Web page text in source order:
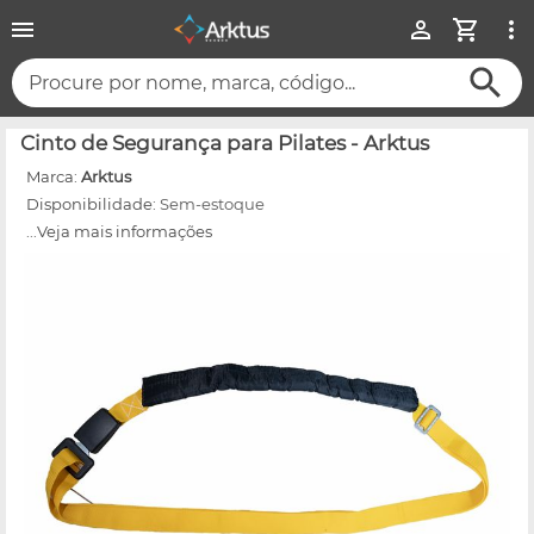
Procure por nome, marca, código...
Cinto de Segurança para Pilates - Arktus
Marca: Arktus
Disponibilidade: Sem-estoque
...Veja mais informações